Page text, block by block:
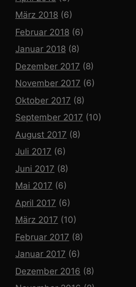
März 2018 (6)
Februar 2018 (6)
Januar 2018 (8)
Dezember 2017 (8)
November 2017 (6)
Oktober 2017 (8)
September 2017 (10)
August 2017 (8)
Juli 2017 (6)
Juni 2017 (8)
Mai 2017 (6)
April 2017 (6)
März 2017 (10)
Februar 2017 (8)
Januar 2017 (6)
Dezember 2016 (8)